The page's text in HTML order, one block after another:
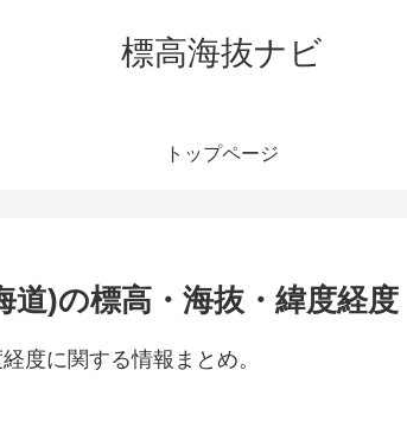
標高海抜ナビ
トップページ
道)の標高・海抜・緯度経度
度に関する情報まとめ。